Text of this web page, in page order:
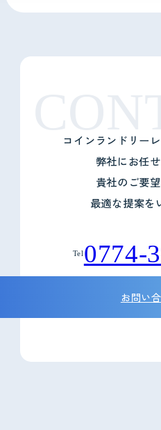
コインランドリー
弊社にお任
貴社のご要
最適な提案を
Tel 0774-
お問い